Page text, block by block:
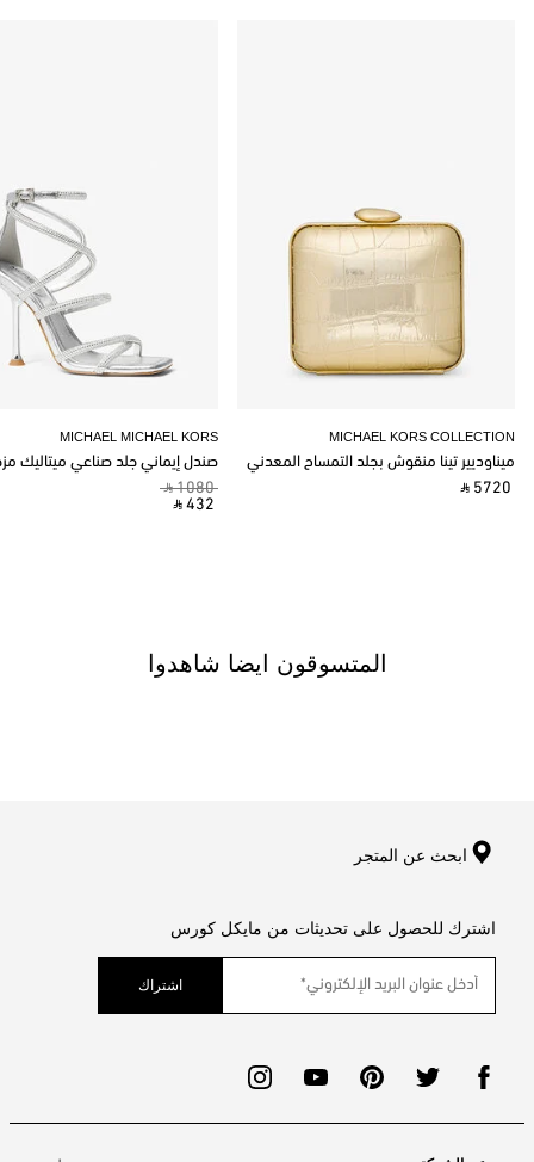
MICHAEL MICHAEL KORS
صندل إيماني جلد صناعي ميتاليك
‎ ⃁ 1080 ‎
‎ ⃁ 432 ‎
MICHAEL KORS COLLECTION
ميناوديير تينا منقوش بجلد التمساح المعدني
‎ ⃁ 5720 ‎
المتسوقون ايضا شاهدوا
ابحث عن المتجر
اشترك للحصول على تحديثات من مايكل كورس
اشتراك